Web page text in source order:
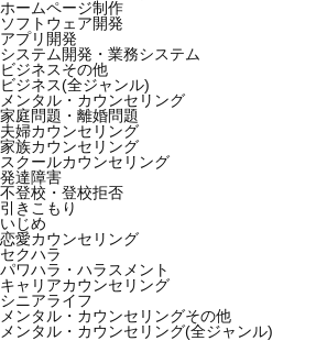
ホームページ制作
ソフトウェア開発
アプリ開発
システム開発・業務システム
ビジネスその他
ビジネス(全ジャンル)
メンタル・カウンセリング
家庭問題・離婚問題
夫婦カウンセリング
家族カウンセリング
スクールカウンセリング
発達障害
不登校・登校拒否
引きこもり
いじめ
恋愛カウンセリング
セクハラ
パワハラ・ハラスメント
キャリアカウンセリング
シニアライフ
メンタル・カウンセリングその他
メンタル・カウンセリング(全ジャンル)